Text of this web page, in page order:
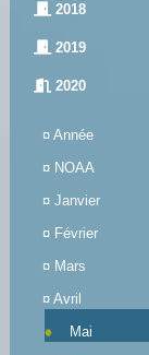
2018
2019
2020
¤ Année
¤ NOAA
¤ Janvier
¤ Février
¤ Mars
¤ Avril
Mai